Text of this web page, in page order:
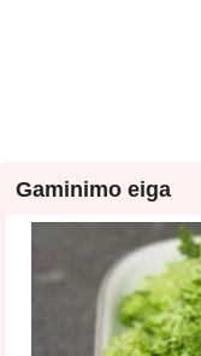
Gaminimo eiga